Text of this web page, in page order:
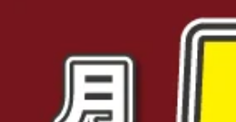
トラック大型トラック・大